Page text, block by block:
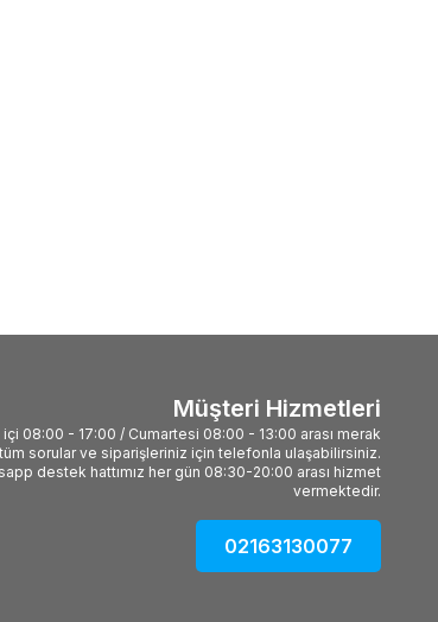
Müşteri Hizmetleri
içi 08:00 - 17:00 / Cumartesi 08:00 - 13:00 arası merak
sorular ve siparişleriniz için telefonla ulaşabilirsiniz.
destek hattımız her gün 08:30-20:00 arası hizmet
vermektedir.
02163130077